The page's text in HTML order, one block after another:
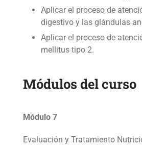
Aplicar el proceso de
digestivo y las glándulas
Aplicar el proceso de
mellitus tipo 2.
Módulos del curso
Módulo 7
Evaluación y Tratamiento